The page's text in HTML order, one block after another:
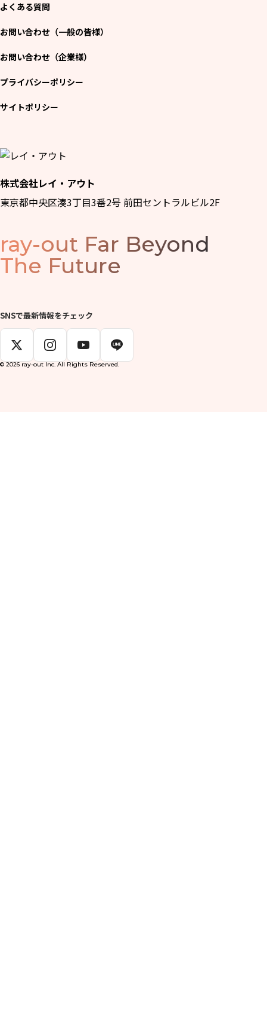
株式会社レイ・アウト
東京都中央区湊3丁目3番2号 前田セントラルビル2F
よくある質問
お問い合わせ（一般の皆様）
お問い合わせ（企業様）
プライバシーポリシー
サイトポリシー
ray-out Far Beyond
The Future
SNSで最新情報をチェック
© 2026 ray-out Inc. All Rights Reserved.